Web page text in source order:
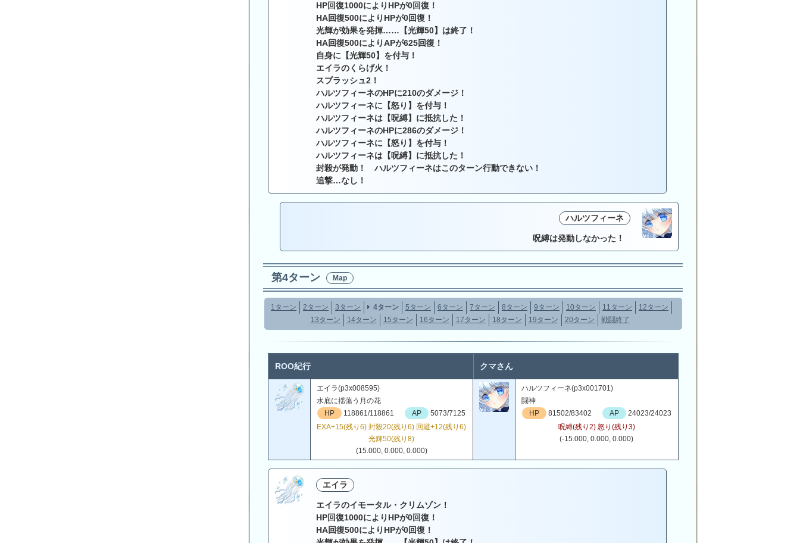
HP回復1000によりHPが0回復！
HA回復500によりHPが0回復！
光輝が効果を発揮……【光輝50】は終了！
HA回復500によりAPが625回復！
自身に【光輝50】を付与！
エイラのくらげ火！
スプラッシュ2！
ハルツフィーネのHPに210のダメージ！
ハルツフィーネに【怒り】を付与！
ハルツフィーネは【呪縛】に抵抗した！
ハルツフィーネのHPに286のダメージ！
ハルツフィーネに【怒り】を付与！
ハルツフィーネは【呪縛】に抵抗した！
封殺が発動！ ハルツフィーネはこのターン行動できない！
追撃…なし！
ハルツフィーネ
呪縛は発動しなかった！
第4ターン Map
1ターン 2ターン 3ターン 4ターン 5ターン 6ターン 7ターン 8ターン 9ターン 10ターン 11ターン
12ターン
13ターン
14ターン 15ターン 16ターン 17ターン 18ターン 19ターン 20ターン 戦闘終了
ROO紀行 クマさん
エイラ(p3x008595)
水底に揺蕩う月の花
HP
118861/118861 AP
5073/7125
EXA+15(残り6) 封殺20(残り6) 回避+12(残り6)
光輝50(残り8)
(15.000, 0.000, 0.000)
ハルツフィーネ(p3x001701)
闘神
HP
81502/83402 AP
24023/24023
呪縛(残り2) 怒り(残り3)
(-15.000, 0.000, 0.000)
エイラ
エイラのイモータル・クリムゾン！
HP回復1000によりHPが0回復！
HA回復500によりHPが0回復！